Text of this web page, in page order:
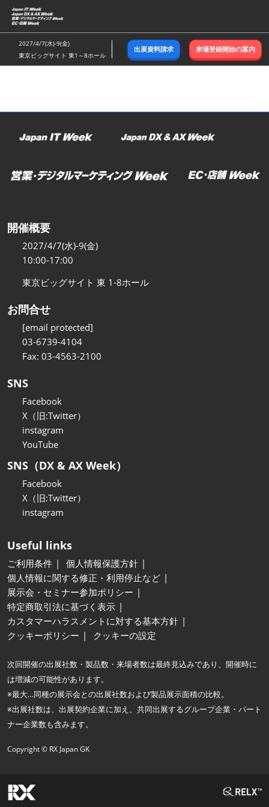
ス
キ
ッ
し
む
2027/4/7(水)-9(金)
東京ビッグサイト 東1～8ホール
出展資料請求 来場登録開始の案内
開催概要
2027/4/7(水)-9(金)
10:00-17:00
東京ビッグサイト 東 1-8ホール
お問合せ
[email protected]
03-6739-4104
Fax: 03-4563-2100
SNS
Facebook
X（旧:Twitter）
instagram
YouTube
SNS（DX & AX Week）
Facebook
X（旧:Twitter）
instagram
Useful links
ご利用条件
個人情報保護方針
個人情報に関する修正・利用停止など
展示会・セミナー参加ポリシー
特定商取引法に基づく表示
カスタマーハラスメントに対する基本方針
クッキーポリシー
クッキーの設定
次回開催の出展社数・製品数・来場者数は最終見込みであり、開催時に
は増減の可能性があります。
※最大…同種の展示会との出展社数および製品展示面積の比較。
※出展社数は、出展契約企業に加え、共同出展するグループ企業・パート
ナー企業数も含みます。
Copyright © RX Japan GK